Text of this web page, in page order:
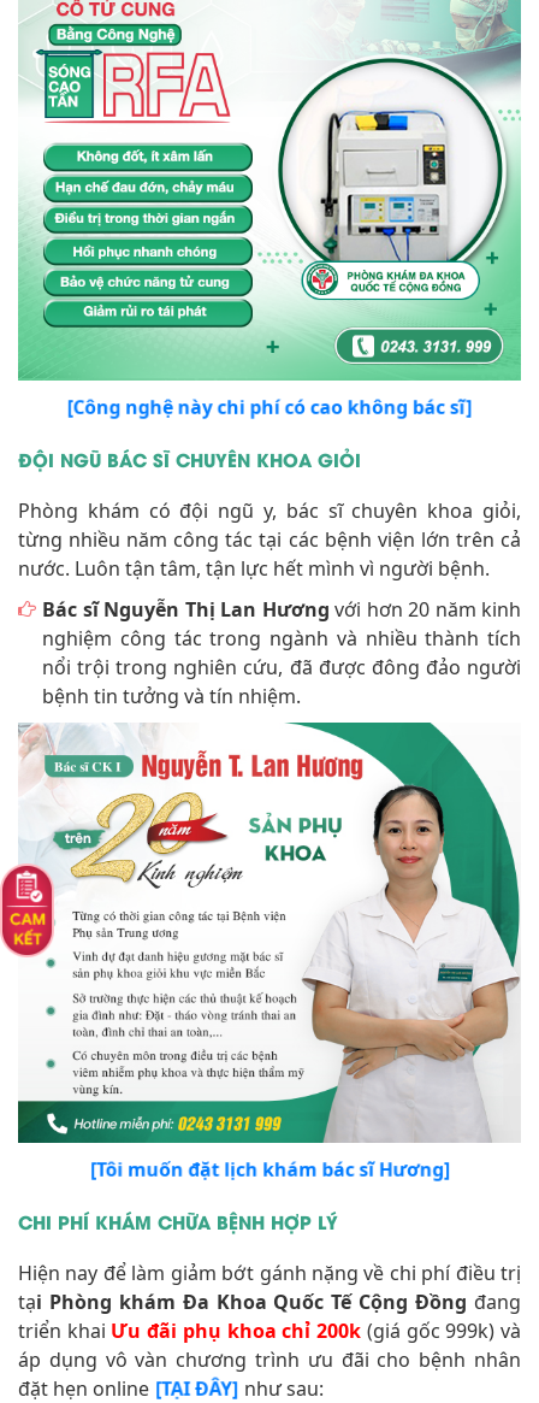
[Công nghệ này chi phí có cao không bác sĩ]
ĐỘI NGŨ BÁC SĨ CHUYÊN KHOA GIỎI
Phòng khám có đội ngũ y, bác sĩ chuyên khoa giỏi,
từng nhiều năm công tác tại các bệnh viện lớn trên cả
nước. Luôn tận tâm, tận lực hết mình vì người bệnh.
Bác sĩ Nguyễn Thị Lan Hương với hơn 20 năm kinh
nghiệm công tác trong ngành và nhiều thành tích
nổi trội trong nghiên cứu, đã được đông đảo người
bệnh tin tưởng và tín nhiệm.
[Tôi muốn đặt lịch khám bác sĩ Hương]
CHI PHÍ KHÁM CHỮA BỆNH HỢP LÝ
Hiện nay để làm giảm bớt gánh nặng về chi phí điều trị
tại Phòng khám Đa Khoa Quốc Tế Cộng Đồng đang
triển khai Ưu đãi phụ khoa chỉ 200k (giá gốc 999k) và
áp dụng vô vàn chương trình ưu đãi cho bệnh nhân
đặt hẹn online [TẠI ĐÂY] như sau: